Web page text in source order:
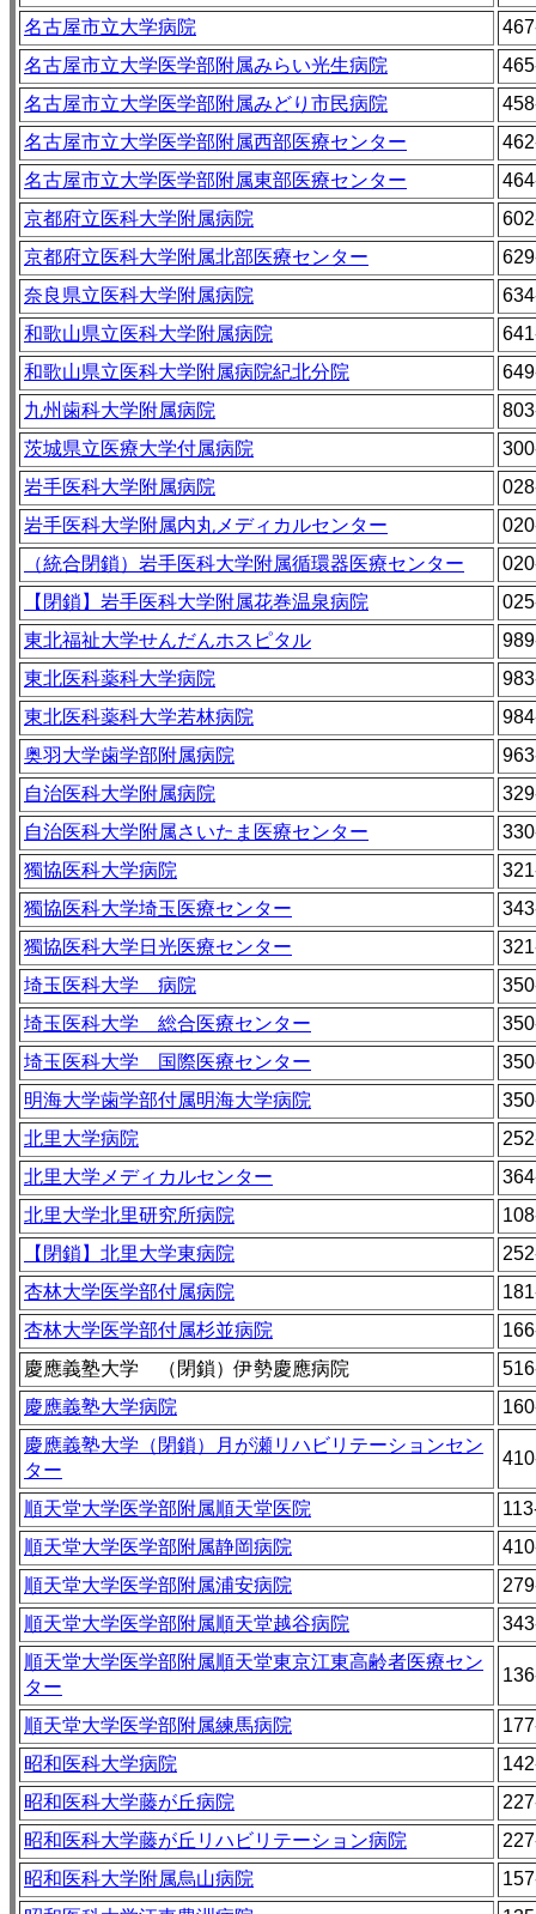
名古屋市立大学病院
名古屋市立大学医学部附属みらい光生病院
名古屋市立大学医学部附属みどり市民病院
名古屋市立大学医学部附属西部医療センター
名古屋市立大学医学部附属東部医療センター
京都府立医科大学附属病院
京都府立医科大学附属北部医療センター
奈良県立医科大学附属病院
和歌山県立医科大学附属病院
和歌山県立医科大学附属病院紀北分院
九州歯科大学附属病院
茨城県立医療大学付属病院
岩手医科大学附属病院
岩手医科大学附属内丸メディカルセンター
（統合閉鎖）岩手医科大学附属循環器医療センター
【閉鎖】岩手医科大学附属花巻温泉病院
東北福祉大学せんだんホスピタル
東北医科薬科大学病院
東北医科薬科大学若林病院
奥羽大学歯学部附属病院
自治医科大学附属病院
自治医科大学附属さいたま医療センター
獨協医科大学病院
獨協医科大学埼玉医療センター
獨協医科大学日光医療センター
埼玉医科大学 病院
埼玉医科大学 総合医療センター
埼玉医科大学 国際医療センター
明海大学歯学部付属明海大学病院
北里大学病院
北里大学メディカルセンター
北里大学北里研究所病院
【閉鎖】北里大学東病院
杏林大学医学部付属病院
杏林大学医学部付属杉並病院
慶應義塾大学 （閉鎖）伊勢慶應病院
慶應義塾大学病院
慶應義塾大学（閉鎖）月が瀬リハビリテーションセン
ター
順天堂大学医学部附属順天堂医院
順天堂大学医学部附属静岡病院
順天堂大学医学部附属浦安病院
順天堂大学医学部附属順天堂越谷病院
順天堂大学医学部附属順天堂東京江東高齢者医療セン
ター
順天堂大学医学部附属練馬病院
昭和医科大学病院
昭和医科大学藤が丘病院
昭和医科大学藤が丘リハビリテーション病院
昭和医科大学附属烏山病院